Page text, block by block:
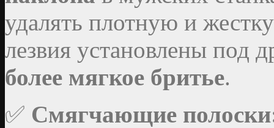
удалять плотную и
лезвия установлены под
более мягкое бритье.
✅ Смягчающие